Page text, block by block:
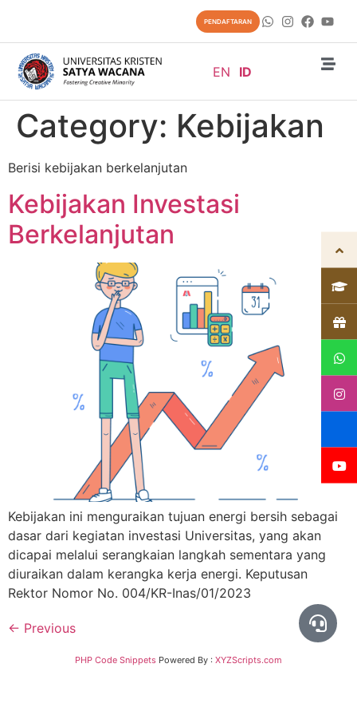
PENDAFTARAN
EN ID
Category: Kebijakan
Berisi kebijakan berkelanjutan
Kebijakan Investasi
Berkelanjutan
Kebijakan ini menguraikan tujuan energi bersih sebagai
dasar dari kegiatan investasi Universitas, yang akan
dicapai melalui serangkaian langkah sementara yang
diuraikan dalam kerangka kerja energi. Keputusan
Rektor Nomor No. 004/KR-Inas/01/2023
← Previous
PHP Code Snippets Powered By : XYZScripts.com